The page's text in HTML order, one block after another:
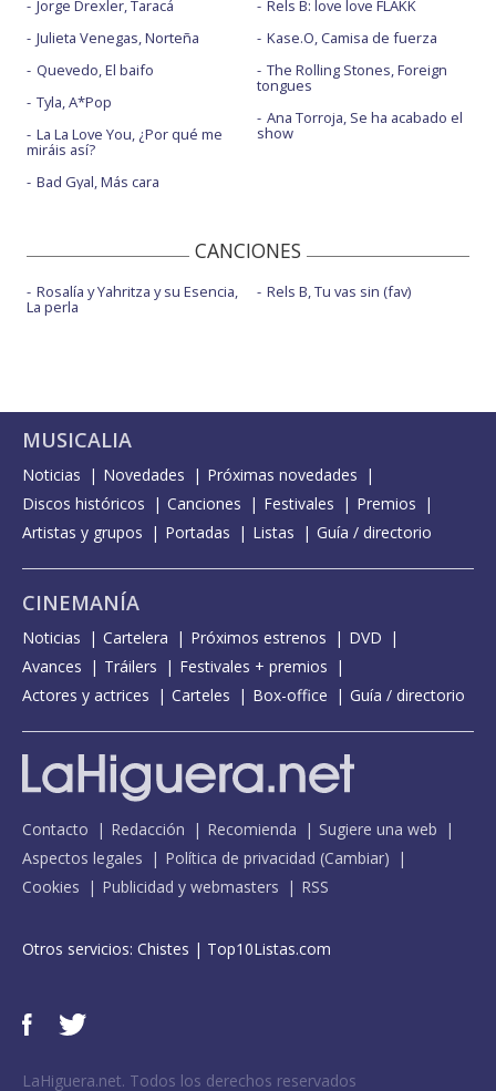
Jorge Drexler, Taracá
Julieta Venegas, Norteña
Quevedo, El baifo
Tyla, A*Pop
La La Love You, ¿Por qué me
miráis así?
Bad Gyal, Más cara
Rels B: love love FLAKK
Kase.O, Camisa de fuerza
The Rolling Stones, Foreign
tongues
Ana Torroja, Se ha acabado el
show
CANCIONES
Rosalía y Yahritza y su Esencia,
La perla
Rels B, Tu vas sin (fav)
MUSICALIA
Noticias Novedades
Próximas novedades
Discos históricos
Canciones Festivales
Premios
Artistas y grupos
Portadas Listas Guía / directorio
CINEMANÍA
Noticias Cartelera Próximos estrenos
DVD
Avances
Tráilers
Festivales + premios
Actores y actrices
Carteles Box-office Guía / directorio
Contacto Redacción Recomienda
Sugiere una web
Aspectos legales
Política de privacidad (Cambiar)
Cookies
Publicidad y webmasters RSS
Otros servicios: Chistes | Top10Listas.com
LaHiguera.net. Todos los derechos reservados